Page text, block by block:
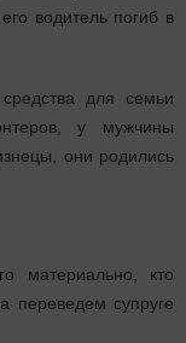
водитель погиб в
для семьи
у мужчины
они родились
материально, кто
переведем супруге